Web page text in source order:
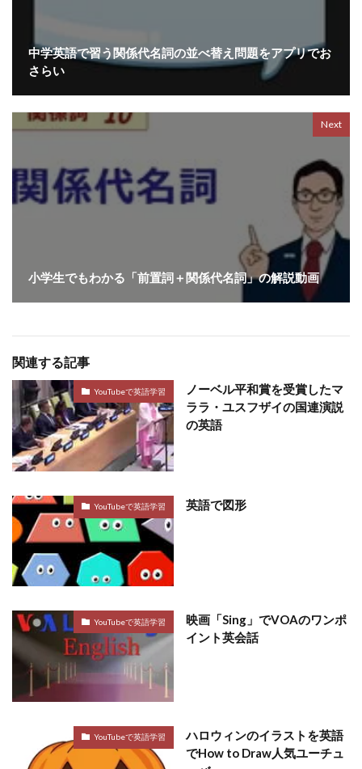
中学英語で習う関係代名詞の並べ替え問題をアプリでお
さらい
Next
小学生でもわかる「前置詞＋関係代名詞」の解説動画
関連する記事
YouTubeで英語学習
ノーベル平和賞を受賞したマ
ララ・ユスフザイの国連演説
の英語
YouTubeで英語学習 英語で図形
YouTubeで英語学習
映画「Sing」でVOAのワンポ
イント英会話
YouTubeで英語学習
ハロウィンのイラストを英語
でHow to Draw人気ユーチュ